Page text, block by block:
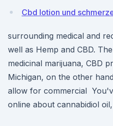
Cbd lotion und
surrounding medical and
well as Hemp and CBD.
medicinal marijuana, CBD
Michigan, on the other
allow for commercial
online about cannabidiol oil,